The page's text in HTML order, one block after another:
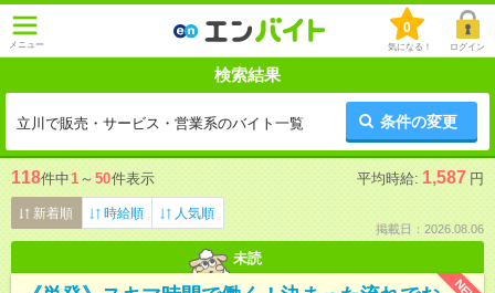
メニュー
0
気になる！ ログイン
検索結果
立川で販売・サービス・営業系のバイト一覧 条件の変更
118件中1 ～ 50件表示 平均時給: 1,587 円
新着順 時給順 人気順
掲載日：2026.08.06
未読